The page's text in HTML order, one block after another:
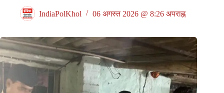
IndiaPolKhol 06 अगस्त 2026 @ 8:26 अपराह्न